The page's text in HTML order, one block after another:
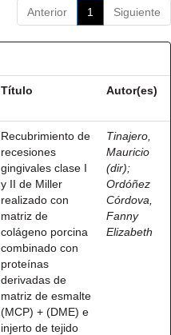
Anterior 1 Siguiente
Título Autor(es)
Recubrimiento de
recesiones
gingivales clase I
y II de Miller
realizado con
matriz de
colágeno porcina
combinado con
proteínas
derivadas de
matriz de esmalte
(MCP) + (DME) e
injerto de tejido
Tinajero,
Mauricio
(dir);
Ordóñez
Córdova,
Fanny
Elizabeth